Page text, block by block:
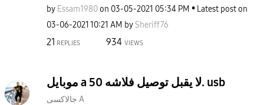
by Essam1980on ‎03-05-2021 05:34 PM
Latest post on
‎03-06-2021 10:21 AM by Sheriff76
21 REPLIES 934 VIEWS
موبايل a 50 لا يقبل توصيل فلاشه. usb
جالاكسى A